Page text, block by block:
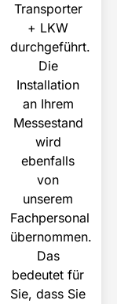
Transporter
+ LKW
durchgeführt.
Die
Installation
an Ihrem
Messestand
wird
ebenfalls
von
unserem
Fachpersonal
übernommen.
Das
bedeutet für
Sie, dass Sie